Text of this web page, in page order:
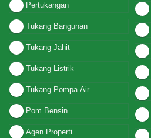
Pertukangan
Tukang Bangunan
Tukang Jahit
Tukang Listrik
Tukang Pompa Air
Pom Bensin
Agen Properti